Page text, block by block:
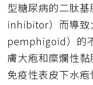
型糖尿病的二肽
inhibitor）而導致
pemphigoid）的
膚大疱和糜爛性
免疫性表皮下水疱